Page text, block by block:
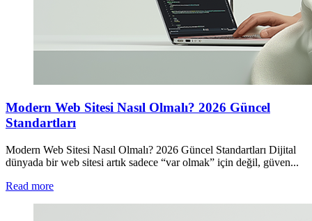
Modern Web Sitesi Nasıl Olmalı? 2026 Güncel
Standartları
Modern Web Sitesi Nasıl Olmalı? 2026 Güncel Standartları Dijital
dünyada bir web sitesi artık sadece “var olmak” için değil, güven...
Read more